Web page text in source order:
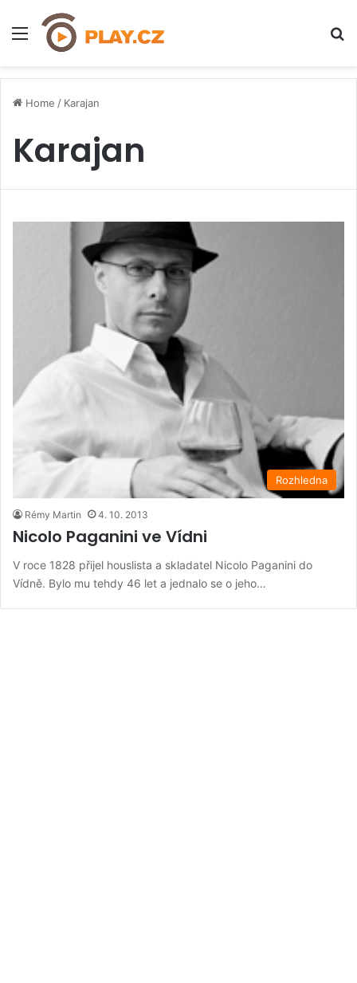
Menu
Home / Karajan
Karajan
Rozhledna
Rémy Martin 4. 10. 2013
Nicolo Paganini ve Vídni
V roce 1828 přijel houslista a skladatel Nicolo Paganini do
Vídně. Bylo mu tehdy 46 let a jednalo se o jeho…